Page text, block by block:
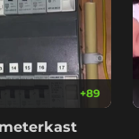
+89